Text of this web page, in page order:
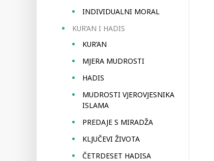
INDIVIDUALNI MORAL
KUR’AN I HADIS
KUR’AN
MJERA MUDROSTI
HADIS
MUDROSTI VJEROVJESNIKA
ISLAMA
PREDAJE S MIRADŽA
KLJUČEVI ŽIVOTA
ČETRDESET HADISA